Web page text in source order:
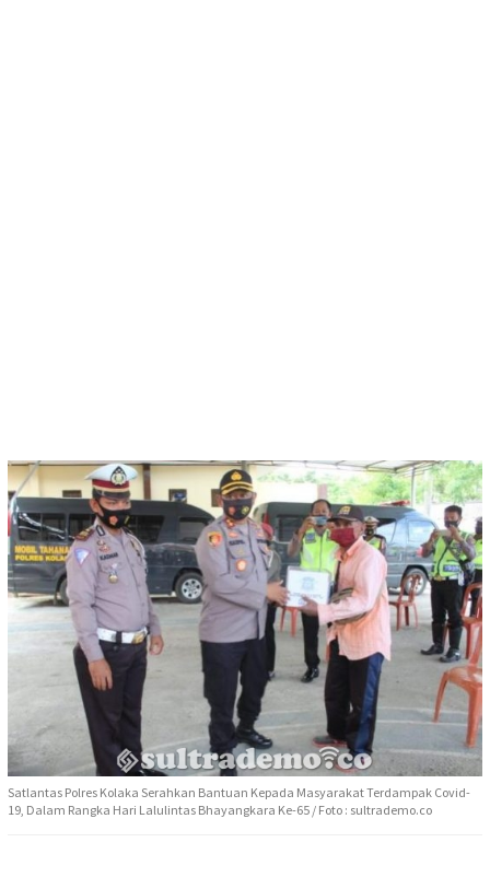
Satlantas Polres Kolaka Serahkan Bantuan Kepada Masyarakat Terdampak Covid-
19, Dalam Rangka Hari Lalulintas Bhayangkara Ke-65 / Foto : sultrademo.co